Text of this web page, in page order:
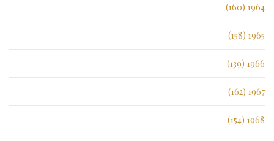
1964 (160)
1965 (158)
1966 (139)
1967 (162)
1968 (154)